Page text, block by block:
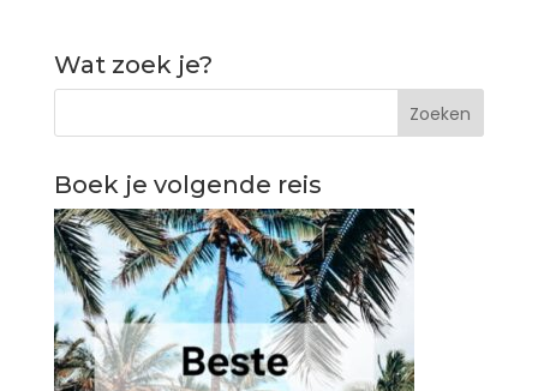
Wat zoek je?
Boek je volgende reis